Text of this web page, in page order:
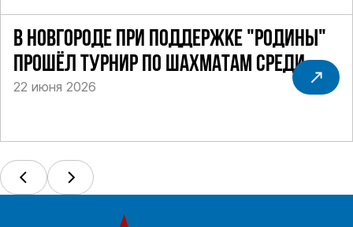
В НОВГОРОДЕ ПРИ ПОДДЕРЖКЕ "РОДИНЫ"
ПРОШЁЛ ТУРНИР ПО ШАХМАТАМ СРЕДИ
СИЛОВИКОВ
22 июня 2026